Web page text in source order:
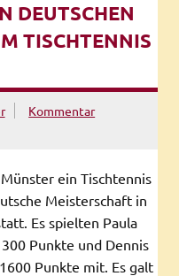
DEUTSCHEN
TISCHTENNIS
Kommentar
ein Tischtennis
Meisterschaft in
Es spielten Paula
Punkte und Dennis
Punkte mit. Es galt